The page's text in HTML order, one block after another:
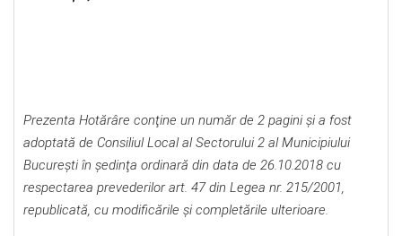
Prezenta Hotărâre conţine un număr de 2 pagini şi a fost
adoptată de Consiliul Local al Sectorului 2 al Municipiului
Bucureşti în şedinţa ordinară din data de 26.10.2018 cu
respectarea prevederilor art. 47 din Legea nr. 215/2001,
republicată, cu modificările şi completările ulterioare.